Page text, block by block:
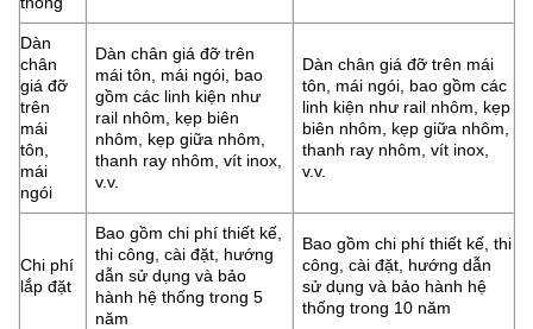
Dàn
chân
giá đỡ
trên
mái
tôn,
mái
ngói
Dàn chân giá đỡ trên
mái tôn, mái ngói, bao
gồm các linh kiện như
rail nhôm, kẹp biên
nhôm, kẹp giữa nhôm,
thanh ray nhôm, vít inox,
v.v.
Dàn chân giá đỡ trên mái
tôn, mái ngói, bao gồm các
linh kiện như rail nhôm, kẹp
biên nhôm, kẹp giữa nhôm,
thanh ray nhôm, vít inox,
v.v.
Chi phí
lắp đặt
Bao gồm chi phí thiết kế,
thi công, cài đặt, hướng
dẫn sử dụng và bảo
hành hệ thống trong 5
năm
Bao gồm chi phí thiết kế, thi
công, cài đặt, hướng dẫn
sử dụng và bảo hành hệ
thống trong 10 năm